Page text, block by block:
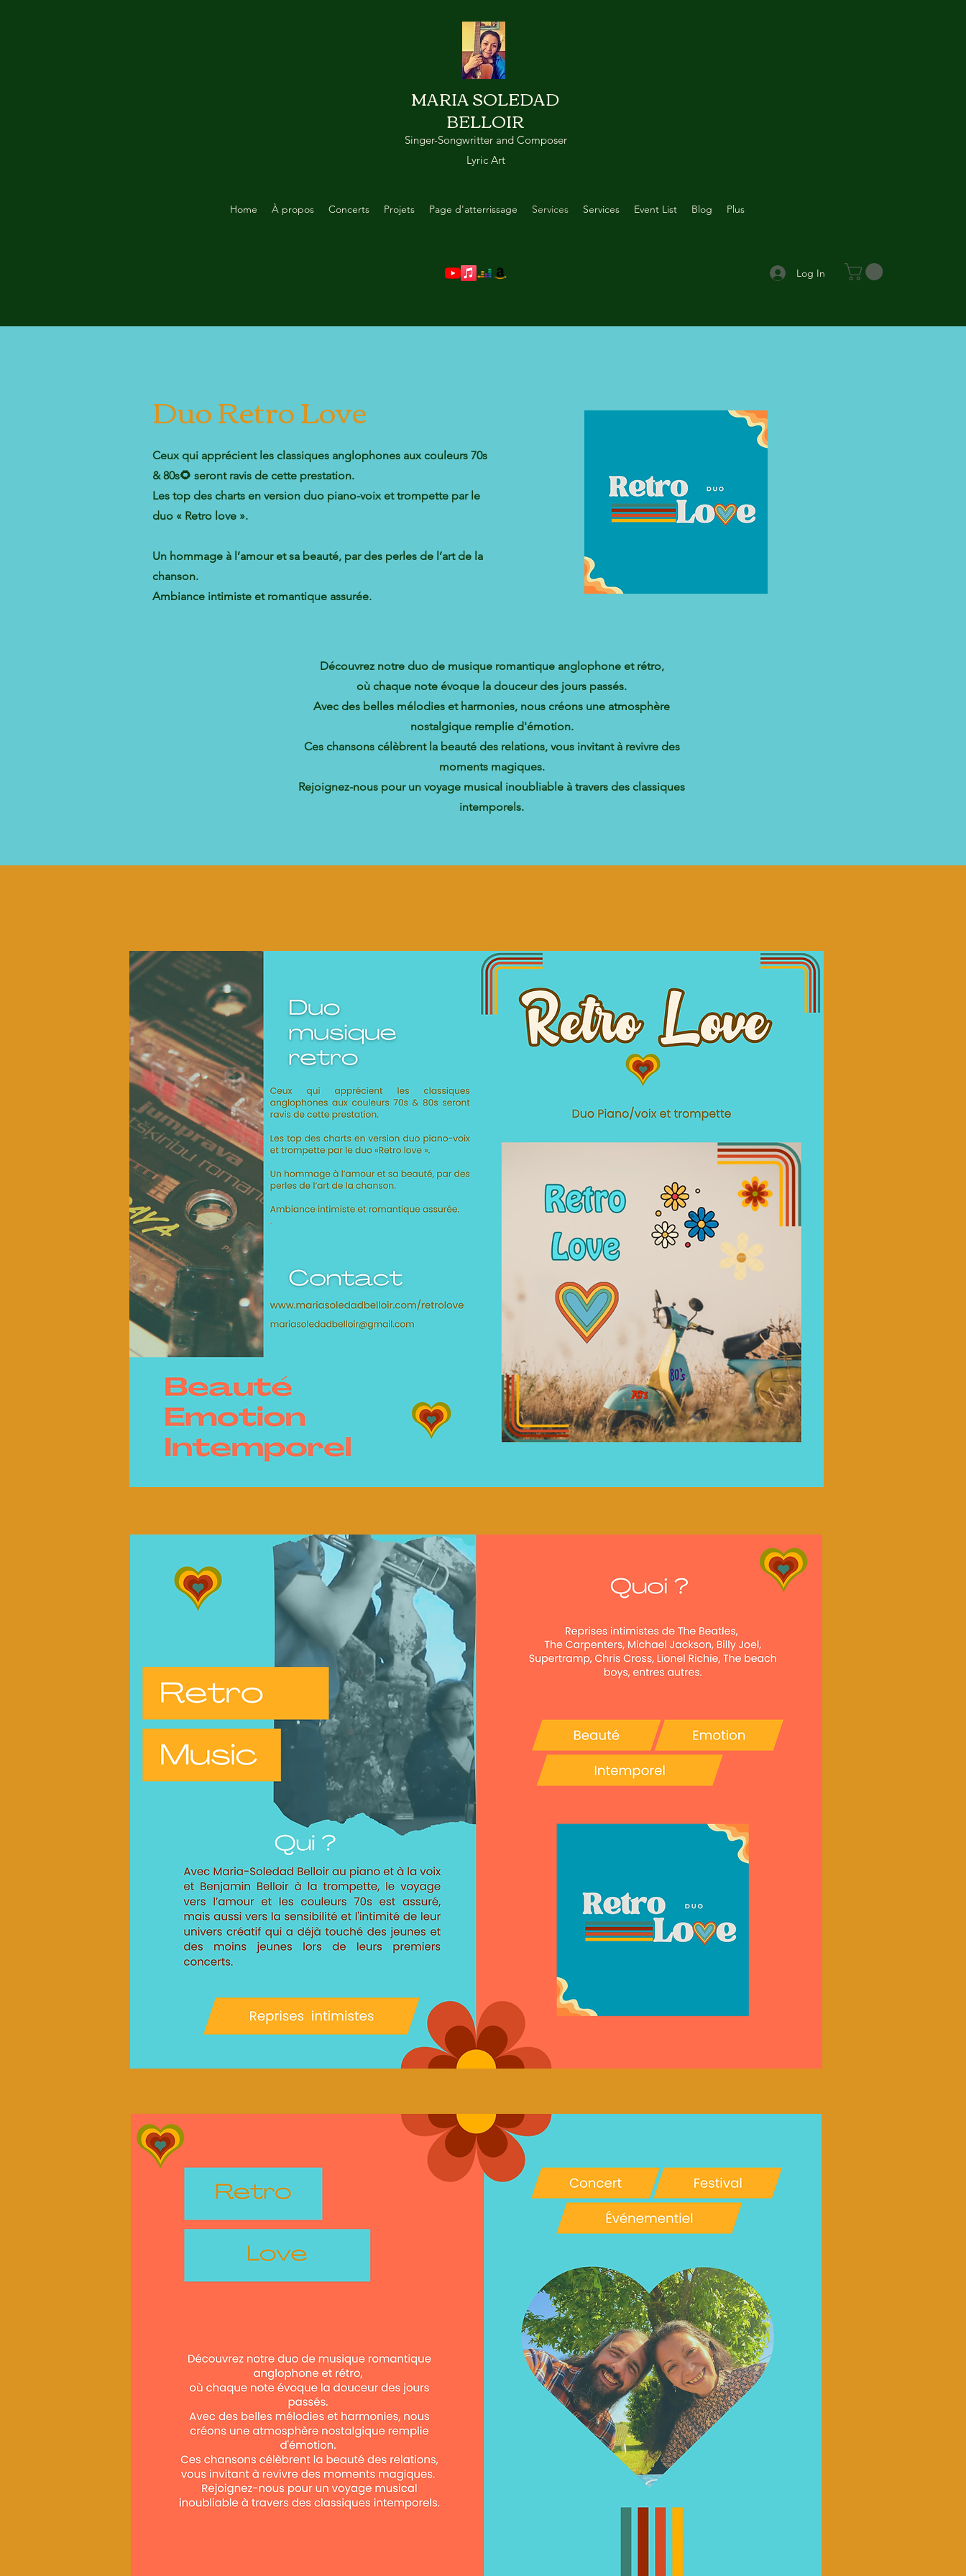
MARIA SOLEDAD
BELLOIR
Singer-Songwritter and Composer
Lyric Art
Home À propos Concerts Projets Page d'atterrissage Services Services Event List Blog Plus
Log In
Duo Retro Love
Ceux qui apprécient les classiques anglophones aux couleurs 70s
& 80s🌻 seront ravis de cette prestation.
Les top des charts en version duo piano-voix et trompette par le
duo « Retro love ».
Un hommage à l’amour et sa beauté, par des perles de l’art de la
chanson.
Ambiance intimiste et romantique assurée.
Découvrez notre duo de musique romantique anglophone et rétro,
où chaque note évoque la douceur des jours passés.
Avec des belles mélodies et harmonies, nous créons une atmosphère
nostalgique remplie d'émotion.
Ces chansons célèbrent la beauté des relations, vous invitant à revivre des
moments magiques.
Rejoignez-nous pour un voyage musical inoubliable à travers des classiques
intemporels.